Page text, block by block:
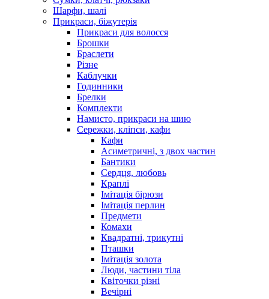
Шарфи, шалі
Прикраси, біжутерія
Прикраси для волосся
Брошки
Браслети
Різне
Каблучки
Годинники
Брелки
Комплекти
Намисто, прикраси на шию
Сережки, кліпси, кафи
Кафи
Асиметричні, з двох частин
Бантики
Сердця, любовь
Краплі
Імітація бірюзи
Імітація перлин
Предмети
Комахи
Квадратні, трикутні
Пташки
Імітація золота
Люди, частини тіла
Квіточки різні
Вечірні